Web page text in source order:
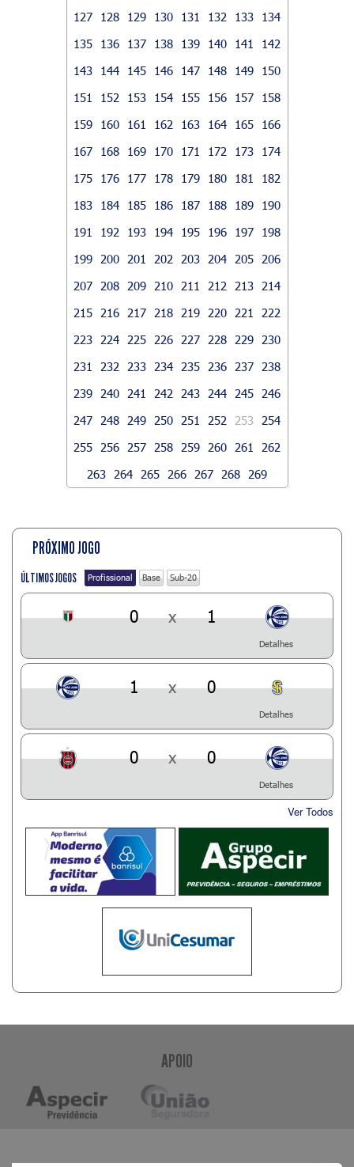
127
128 129 130 131 132 133
134
135
136 137 138 139 140 141
142
143
144 145 146 147 148 149
150
151
152 153 154 155 156 157
158
159
160 161 162 163 164 165
166
167
168 169 170 171 172 173
174
175
176 177 178 179 180 181
182
183
184 185 186 187 188 189
190
191
192 193 194 195 196 197
198
199
200 201 202 203 204 205
206
207
208 209 210 211 212 213
214
215
216 217 218 219 220 221
222
223
224 225 226 227 228 229
230
231
232 233 234 235 236 237
238
239
240 241 242 243 244 245
246
247
248 249 250 251 252 253
254
255
256 257 258 259 260 261
262
263
264 265 266 267 268 269
PRÓXIMO JOGO
ÚLTIMOS JOGOS Profissional Base Sub-20
0 x 1
Detalhes
1 x 0
Detalhes
0 x 0
Detalhes
Ver Todos
APOIO